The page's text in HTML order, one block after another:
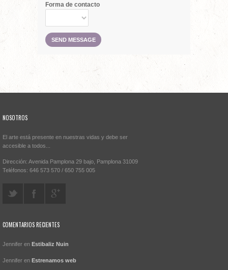
Forma de contacto
NOSOTROS
El arte está presente en nuestras vidas y debe ser
accesible a todos...
Dirección: Avenida Pamplona 29 bajo, Pamplona 31009
Teléfonos: 646 573 570 / 650 755 005
COMENTARIOS RECIENTES
Jennifer en Estibaliz Nuin
Jennifer en Estrenamos web